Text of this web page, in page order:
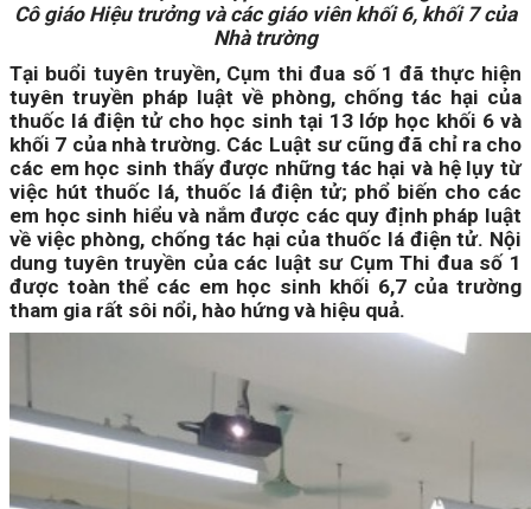
Cô giáo Hiệu trưởng và các giáo viên khối 6, khối 7 của
Nhà trường
Tại buổi tuyên truyền, Cụm thi đua số 1 đã thực hiện
tuyên truyền pháp luật về phòng, chống tác hại của
thuốc lá điện tử cho học sinh tại 13 lớp học khối 6 và
khối 7 của nhà trường. Các Luật sư cũng đã chỉ ra cho
các em học sinh thấy được những tác hại và hệ lụy từ
việc hút thuốc lá, thuốc lá điện tử; phổ biến cho các
em học sinh hiểu và nắm được các quy định pháp luật
về việc phòng, chống tác hại của thuốc lá điện tử. Nội
dung tuyên truyền của các luật sư Cụm Thi đua số 1
được toàn thể các em học sinh khối 6,7 của trường
tham gia rất sôi nổi, hào hứng và hiệu quả.